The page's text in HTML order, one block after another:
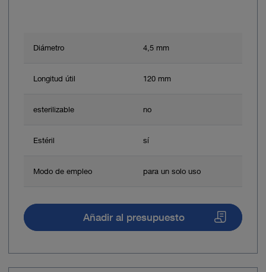
Diámetro 4,5 mm
Longitud útil 120 mm
esterilizable no
Estéril sí
Modo de empleo para un solo uso
Añadir al presupuesto